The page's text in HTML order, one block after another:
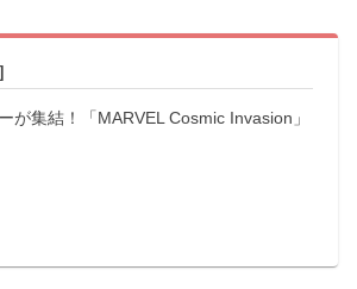
が集結！「MARVEL Cosmic Invasion」